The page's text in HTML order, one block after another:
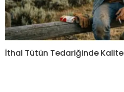
İthal Tütün Tedariğinde Kalite